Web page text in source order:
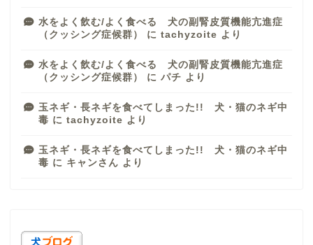
水をよく飲む/よく食べる 犬の副腎皮質機能亢進症
（クッシング症候群）
に tachyzoite より
水をよく飲む/よく食べる 犬の副腎皮質機能亢進症
（クッシング症候群）
に パチ より
玉ネギ・長ネギを食べてしまった!! 犬・猫のネギ中
毒 に tachyzoite より
玉ネギ・長ネギを食べてしまった!! 犬・猫のネギ中
毒 に キャンさん より